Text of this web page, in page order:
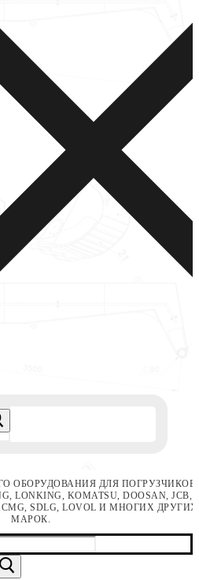
ОБОРУДОВАНИЯ ДЛЯ ПОГРУЗЧИКОВ
LONKING, KOMATSU, DOOSAN, JCB,
SDLG, LOVOL И МНОГИХ ДРУГИХ
МАРОК.